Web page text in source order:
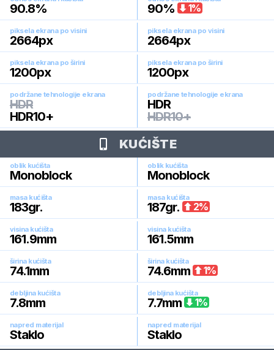
90.8% 90% 1%
piksela ekrana po visini
2664px
piksela ekrana po visini
2664px
piksela ekrana po širini
1200px
piksela ekrana po širini
1200px
podržane tehnologije ekrana
HDR
HDR10+
podržane tehnologije ekrana
HDR
HDR10+
KUĆIŠTE
oblik kućišta
Monoblock
oblik kućišta
Monoblock
masa kućišta
183gr.
masa kućišta
187gr. 2%
visina kućišta
161.9mm
visina kućišta
161.5mm
širina kućišta
74.1mm
širina kućišta
74.6mm 1%
debljina kućišta
7.8mm
debljina kućišta
7.7mm 1%
napred materijal
Staklo
napred materijal
Staklo